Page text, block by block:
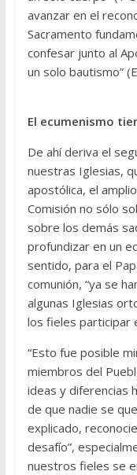
avanzar en el
Sacramento
confesar junto al
un solo bautismo”
El ecumenismo
De ahí deriva el
nuestras Iglesias,
apostólica, el
Comisión no sólo
sobre los demás
profundizar en un
sentido, para el
comunión, “ya se
algunas Iglesias
los fieles participar
“Esto fue posible
miembros del
ideas y diferencias
de que nadie se
explicado,
desafío”,
nuestros fieles se